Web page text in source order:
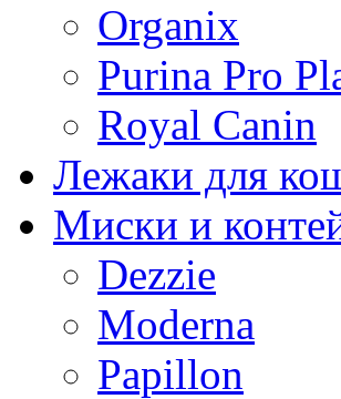
Organix
Purina Pro
Royal Canin
Лежаки для
Миски и
Dezzie
Moderna
Papillon